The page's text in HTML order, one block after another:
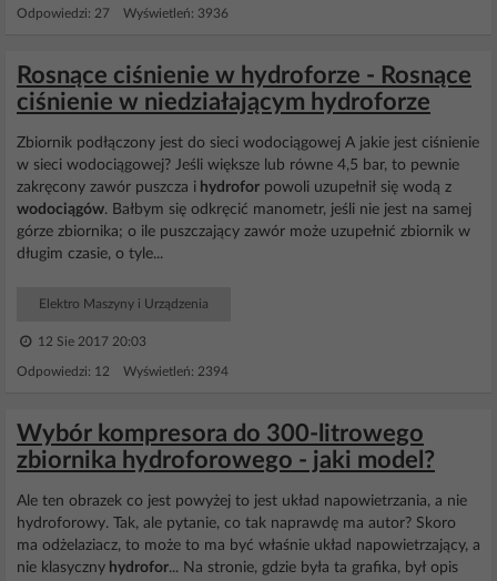
Odpowiedzi: 27 Wyświetleń: 3936
Rosnące ciśnienie w hydroforze - Rosnące
ciśnienie w niedziałającym hydroforze
Zbiornik podłączony jest do sieci wodociągowej A jakie jest ciśnienie
w sieci wodociągowej? Jeśli większe lub równe 4,5 bar, to pewnie
zakręcony zawór puszcza i hydrofor powoli uzupełnił się wodą z
wodociągów. Bałbym się odkręcić manometr, jeśli nie jest na samej
górze zbiornika; o ile puszczający zawór może uzupełnić zbiornik w
długim czasie, o tyle...
Elektro Maszyny i Urządzenia
12 Sie 2017 20:03
Odpowiedzi: 12 Wyświetleń: 2394
Wybór kompresora do 300-litrowego
zbiornika hydroforowego - jaki model?
Ale ten obrazek co jest powyżej to jest układ napowietrzania, a nie
hydroforowy. Tak, ale pytanie, co tak naprawdę ma autor? Skoro
ma odżelaziacz, to może to ma być właśnie układ napowietrzający, a
nie klasyczny hydrofor... Na stronie, gdzie była ta grafika, był opis